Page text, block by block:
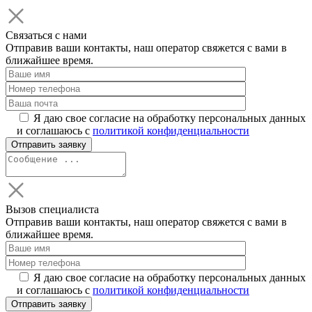
Связаться с нами
Отправив ваши контакты, наш оператор свяжется с вами в
ближайшее время.
Я даю свое согласие на обработку персональных данных
и соглашаюсь с политикой конфиденциальности
Вызов специалиста
Отправив ваши контакты, наш оператор свяжется с вами в
ближайшее время.
Я даю свое согласие на обработку персональных данных
и соглашаюсь с политикой конфиденциальности